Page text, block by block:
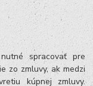
spracovať pre
zo zmluvy, ak medzi
kúpnej zmluvy.